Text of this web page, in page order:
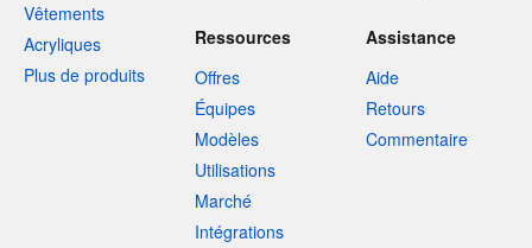
Vêtements
Acryliques
Plus de produits
Ressources
Offres
Équipes
Modèles
Utilisations
Marché
Intégrations
Assistance
Aide
Retours
Commentaire